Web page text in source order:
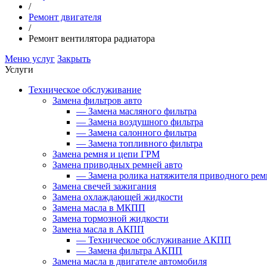
/
Ремонт двигателя
/
Ремонт вентилятора радиатора
Меню услуг Закрыть
Услуги
Техническое обслуживание
Замена фильтров авто
— Замена масляного фильтра
— Замена воздушного фильтра
— Замена салонного фильтра
— Замена топливного фильтра
Замена ремня и цепи ГРМ
Замена приводных ремней авто
— Замена ролика натяжителя приводного
Замена свечей зажигания
Замена охлаждающей жидкости
Замена масла в МКПП
Замена тормозной жидкости
Замена масла в АКПП
— Техническое обслуживание АКПП
— Замена фильтра АКПП
Замена масла в двигателе автомобиля